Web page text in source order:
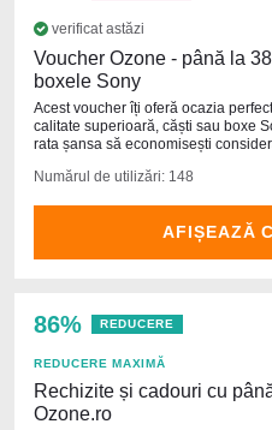
verificat astăzi
Voucher Ozone - până la
boxele Sony
Acest voucher îți oferă ocazia
calitate superioară, căști sau boxe
rata șansa să economisești
Numărul de utilizări: 148
AFIȘEAZĂ
86% REDUCERE
REDUCERE MAXIMĂ
Rechizite și cadouri cu
Ozone.ro